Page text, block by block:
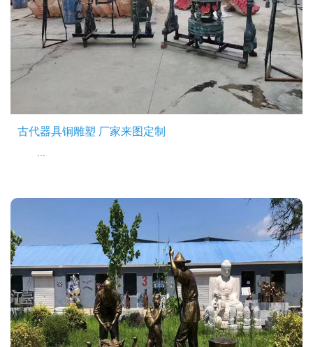
古代器具铜雕塑 厂家来图定制